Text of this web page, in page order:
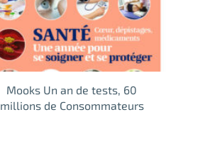
Mooks Un an de tests, 60
millions de Consommateurs